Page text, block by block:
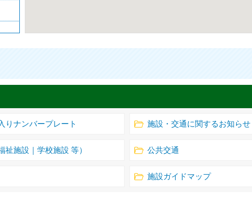
りナンバープレート 施設・交通に関するお知らせ
祉施設｜学校施設 等） 公共交通
施設ガイドマップ